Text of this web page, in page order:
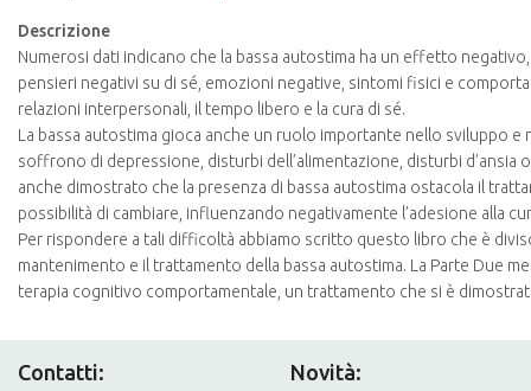
Descrizione
Numerosi dati indicano che la bassa autostima ha un effetto
pensieri negativi su di sé, emozioni negative, sintomi fisici e
relazioni interpersonali, il tempo libero e la cura di sé.
La bassa autostima gioca anche un ruolo importante nello sviluppo
soffrono di depressione, disturbi dell’alimentazione, disturbi
anche dimostrato che la presenza di bassa autostima ostacola il
possibilità di cambiare, influenzando negativamente l’adesione alla
Per rispondere a tali difficoltà abbiamo scritto questo libro che è
mantenimento e il trattamento della bassa autostima. La Parte Due
terapia cognitivo comportamentale, un trattamento che si è
Contatti: Novità: